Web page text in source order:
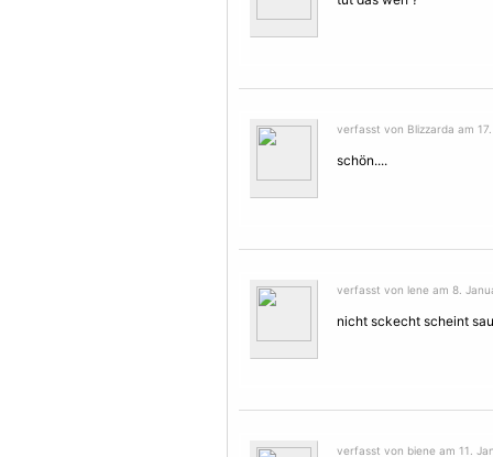
verfasst von Blizzarda am
schön....
verfasst von lene am 8.
nicht sckecht scheint
verfasst von biene am 11.